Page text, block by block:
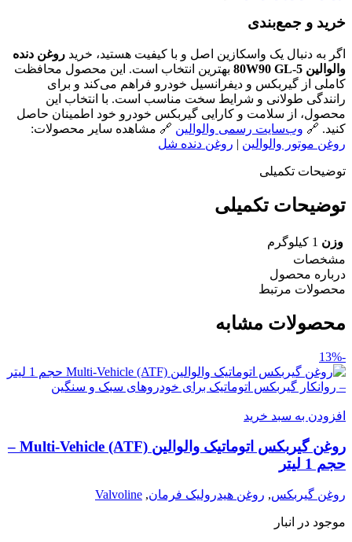
خرید و جمع‌بندی
اگر به دنبال یک واسکازین اصل و با کیفیت هستید، خرید روغن دنده
والوالین 80W90 GL-5
بهترین انتخاب است. این محصول محافظت
کاملی از گیربکس و دیفرانسیل خودرو فراهم می‌کند و برای
رانندگی طولانی و شرایط سخت مناسب است. با انتخاب این
محصول، از سلامت و کارایی گیربکس خودرو خود اطمینان حاصل
کنید. 🔗 وب‌سایت رسمی والوالین 🔗 مشاهده سایر محصولات:
روغن موتور والوالین | روغن دنده شل
توضیحات تکمیلی
توضیحات تکمیلی
وزن 1 کیلوگرم
مشخصات
درباره محصول
محصولات مرتبط
محصولات مشابه
-13%
افزودن به سبد خرید
روغن گیربکس اتوماتیک والوالین Multi-Vehicle (ATF) –
حجم 1 لیتر
روغن گیربکس, روغن هیدرولیک فرمان,
Valvoline
موجود در انبار